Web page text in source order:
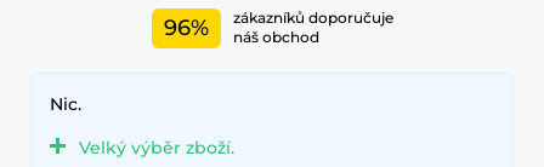
96%
zákazníků doporučuje
náš obchod
Nic.
Velký výběr zboží.